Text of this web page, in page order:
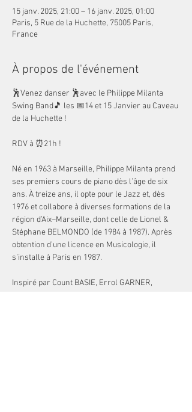
15 janv. 2025, 21:00 – 16 janv. 2025, 01:00
Paris, 5 Rue de la Huchette, 75005 Paris,
France
À propos de l'événement
🕺Venez danser 🕺avec le Philippe Milanta
Swing Band🎵 les 📅14 et 15 Janvier au Caveau
de la Huchette !
RDV à ⏰21h !
Né en 1963 à Marseille, Philippe Milanta prend
ses premiers cours de piano dès l’âge de six
ans. À treize ans, il opte pour le Jazz et, dès
1976 et collabore à diverses formations de la
région d’Aix–Marseille, dont celle de Lionel &
Stéphane BELMONDO (de 1984 à 1987). Après
obtention d’une licence en Musicologie, il
s’installe à Paris en 1987.
Inspiré par Count BASIE, Errol GARNER,